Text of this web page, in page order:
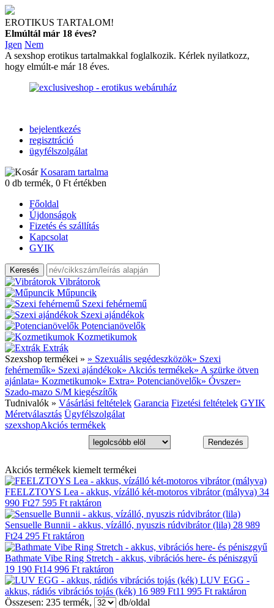
EROTIKUS TARTALOM!
Elmúltál már 18 éves?
Igen Nem
A sexshop erotikus tartalmakkal foglalkozik. Kérlek nyilatkozz,
hogy elmúlt-e már 18 éves.
bejelentkezés
regisztráció
ügyfélszolgálat
Kosaram tartalma
0 db termék, 0 Ft értékben
Főoldal
Újdonságok
Fizetés és szállítás
Kapcsolat
GYIK
Vibrátorok
Műpuncik
Szexi fehérnemű
Szexi ajándékok
Potencianövelők
Kozmetikumok
Extrák
Szexshop termékei » » Szexuális segédeszközök» Szexi
fehérneműk» Szexi ajándékok» Akciós termékek» A szürke ötven
ajánlata» Kozmetikumok» Extra» Potencianövelők» Óvszer»
Szado-mazo S/M kiegészítők
Tudnivalók » Vásárlási feltételek Garancia Fizetési feltételek GYIK
Méretválasztás Ügyfélszolgálat
szexshopAkciós termékek
Akciós termékek kiemelt termékei
FEELZTOYS Lea - akkus, vízálló két-motoros vibrátor (mályva) 34
990 Ft27 595 Ft raktáron
Sensuelle Bunnii - akkus, vízálló, nyuszis rúdvibrátor (lila) 28 989
Ft24 295 Ft raktáron
Bathmate Vibe Ring Stretch - akkus, vibrációs here- és péniszgyű
19 190 Ft14 996 Ft raktáron
LUV EGG -
akkus, rádiós vibrációs tojás (kék) 16 989 Ft11 995 Ft raktáron
Összesen: 235 termék,
db/oldal